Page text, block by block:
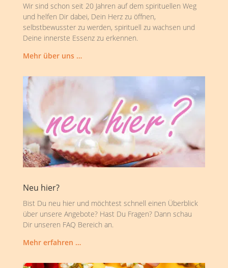
Wir sind schon seit 20 Jahren auf dem spirituellen Weg
und helfen Dir dabei, Dein Herz zu öffnen,
selbstbewusster zu werden, spirituell zu wachsen und
Deine innerste Essenz zu erkennen.
Mehr über uns …
Neu hier?
Bist Du neu hier und möchtest schnell einen Überblick
über unsere Angebote? Hast Du Fragen? Dann schau
Dir unseren FAQ Bereich an.
Mehr erfahren …